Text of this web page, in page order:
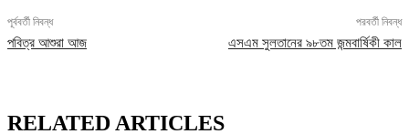
পূর্ববর্তী নিবন্ধ
পবিত্র আশুরা আজ
পরবর্তী নিবন্ধ
এসএম সুলতানের ৯৮তম জন্মবার্ষিকী কাল
RELATED ARTICLES